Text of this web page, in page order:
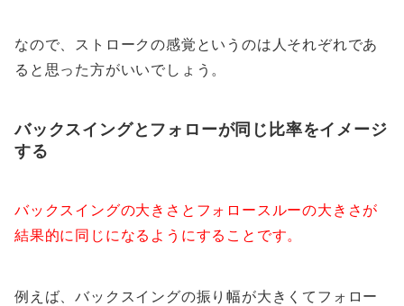
なので、ストロークの感覚というのは人それぞれであ
ると思った方がいいでしょう。
バックスイングとフォローが同じ比率をイメージ
する
バックスイングの大きさとフォロースルーの大きさが
結果的に同じになるようにすることです。
例えば、バックスイングの振り幅が大きくてフォロー